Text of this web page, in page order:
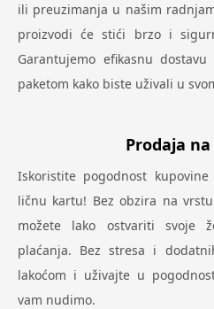
ili preuzimanja u našim
proizvodi će stići brzo i
Garantujemo efikasnu
paketom kako biste uživali u
Prodaja
Iskoristite pogodnost
ličnu kartu! Bez obzira na
možete lako ostvariti svoje
plaćanja. Bez stresa i
lakoćom i uživajte u
vam nudimo.